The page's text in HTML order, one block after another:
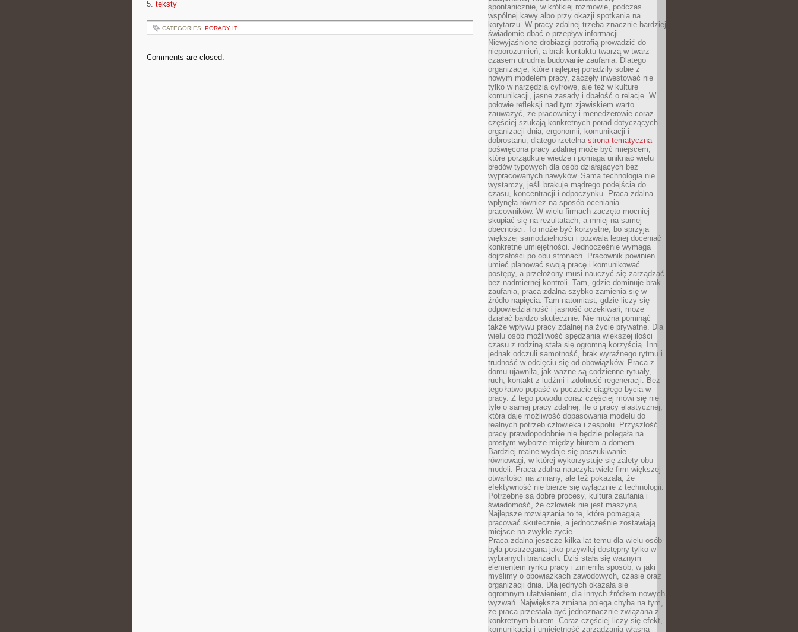
5. teksty
CATEGORIES: PORADY IT
Comments are closed.
spontanicznie, w krótkiej rozmowie, podczas
wspólnej kawy albo przy okazji spotkania na
korytarzu. W pracy zdalnej trzeba znacznie bardziej
świadomie dbać o przepływ informacji.
Niewyjaśnione drobiazgi potrafią prowadzić do
nieporozumień, a brak kontaktu twarzą w twarz
czasem utrudnia budowanie zaufania. Dlatego
organizacje, które najlepiej poradziły sobie z
nowym modelem pracy, zaczęły inwestować nie
tylko w narzędzia cyfrowe, ale też w kulturę
komunikacji, jasne zasady i dbałość o relacje. W
połowie refleksji nad tym zjawiskiem warto
zauważyć, że pracownicy i menedżerowie coraz
częściej szukają konkretnych porad dotyczących
organizacji dnia, ergonomii, komunikacji i
dobrostanu, dlatego rzetelna strona tematyczna
poświęcona pracy zdalnej może być miejscem,
które porządkuje wiedzę i pomaga uniknąć wielu
błędów typowych dla osób działających bez
wypracowanych nawyków. Sama technologia nie
wystarczy, jeśli brakuje mądrego podejścia do
czasu, koncentracji i odpoczynku. Praca zdalna
wpłynęła również na sposób oceniania
pracowników. W wielu firmach zaczęto mocniej
skupiać się na rezultatach, a mniej na samej
obecności. To może być korzystne, bo sprzyja
większej samodzielności i pozwala lepiej doceniać
konkretne umiejętności. Jednocześnie wymaga
dojrzałości po obu stronach. Pracownik powinien
umieć planować swoją pracę i komunikować
postępy, a przełożony musi nauczyć się zarządzać
bez nadmiernej kontroli. Tam, gdzie dominuje brak
zaufania, praca zdalna szybko zamienia się w
źródło napięcia. Tam natomiast, gdzie liczy się
odpowiedzialność i jasność oczekiwań, może
działać bardzo skutecznie. Nie można pominąć
także wpływu pracy zdalnej na życie prywatne. Dla
wielu osób możliwość spędzania większej ilości
czasu z rodziną stała się ogromną korzyścią. Inni
jednak odczuli samotność, brak wyraźnego rytmu i
trudność w odcięciu się od obowiązków. Praca z
domu ujawniła, jak ważne są codzienne rytuały,
ruch, kontakt z ludźmi i zdolność regeneracji. Bez
tego łatwo popaść w poczucie ciągłego bycia w
pracy. Z tego powodu coraz częściej mówi się nie
tyle o samej pracy zdalnej, ile o pracy elastycznej,
która daje możliwość dopasowania modelu do
realnych potrzeb człowieka i zespołu. Przyszłość
pracy prawdopodobnie nie będzie polegała na
prostym wyborze między biurem a domem.
Bardziej realne wydaje się poszukiwanie
równowagi, w której wykorzystuje się zalety obu
modeli. Praca zdalna nauczyła wiele firm większej
otwartości na zmiany, ale też pokazała, że
efektywność nie bierze się wyłącznie z technologii.
Potrzebne są dobre procesy, kultura zaufania i
świadomość, że człowiek nie jest maszyną.
Najlepsze rozwiązania to te, które pomagają
pracować skutecznie, a jednocześnie zostawiają
miejsce na zwykłe życie.
Praca zdalna jeszcze kilka lat temu dla wielu osób
była postrzegana jako przywilej dostępny tylko w
wybranych branżach. Dziś stała się ważnym
elementem rynku pracy i zmieniła sposób, w jaki
myślimy o obowiązkach zawodowych, czasie oraz
organizacji dnia. Dla jednych okazała się
ogromnym ułatwieniem, dla innych źródłem nowych
wyzwań. Największa zmiana polega chyba na tym,
że praca przestała być jednoznacznie związana z
konkretnym biurem. Coraz częściej liczy się efekt,
komunikacja i umiejętność zarządzania własną